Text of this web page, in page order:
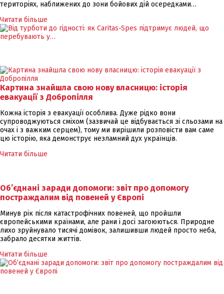
територіях, наближених до зони бойових дій осередками…
Читати більше
Картина знайшла свою нову власницю: історія
евакуації з Добропілля
Кожна історія з евакуації особлива. Дуже рідко вони
супроводжуються сміхом (зазвичай це відбувається зі сльозами на
очах і з важким серцем), тому ми вирішили розповісти вам саме
цю історію, яка демонструє незламний дух українців.
Читати більше
Об’єднані заради допомоги: звіт про допомогу
постраждалим від повеней у Європі
Минув рік після катастрофічних повеней, що пройшли
європейськими країнами, але рани і досі загоюються. Природне
лихо зруйнувало тисячі домівок, залишивши людей просто неба,
забрало десятки життів.
Читати більше